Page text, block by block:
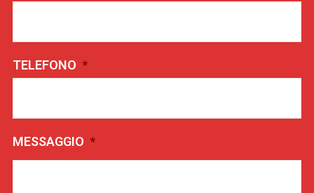
TELEFONO *
MESSAGGIO *